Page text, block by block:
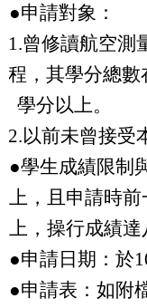
●申請對象：
1.曾修讀航空測
程，其學分總數
學分以上。
2.以前未曾接受
●學生成績限制
上，且申請時
上，操行成績達
●申請日期：於
●申請表：如附